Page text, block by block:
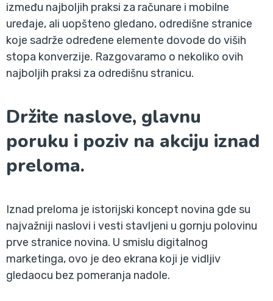
između najboljih praksi za računare i mobilne
uređaje, ali uopšteno gledano, odredišne stranice
koje sadrže određene elemente dovode do viših
stopa konverzije. Razgovaramo o nekoliko ovih
najboljih praksi za odredišnu stranicu.
Držite naslove, glavnu
poruku i poziv na akciju iznad
preloma.
Iznad preloma je istorijski koncept novina gde su
najvažniji naslovi i vesti stavljeni u gornju polovinu
prve stranice novina. U smislu digitalnog
marketinga, ovo je deo ekrana koji je vidljiv
gledaocu bez pomeranja nadole.